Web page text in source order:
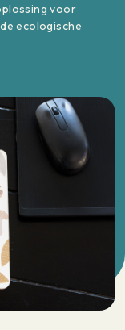
voor
ecologische